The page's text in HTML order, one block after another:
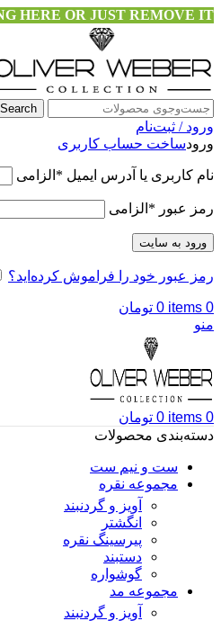
HERE OR JUST REMOVE IT…
Search
ورود / ثبت‌نام
ورودساخت حساب کاربری
نام کاربری یا آدرس ایمیل * الزامی
رمز عبور * الزامی
ورود به سایت
رمز عبور خود را فراموش کرده‌اید؟
0
items
0 تومان
منو
0
items
0 تومان
دسته‌بندی محصولات
ست و نیم ست
مجموعه نقره
آویز و گردنبند
انگشتر
پیرسینگ نقره
دستبند
گوشواره
مجموعه مد
آویز و گردنبند